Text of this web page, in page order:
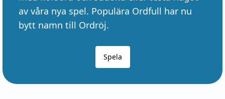
av våra nya spel. Populära Ordfull har nu
bytt namn till Ordröj.
Spela